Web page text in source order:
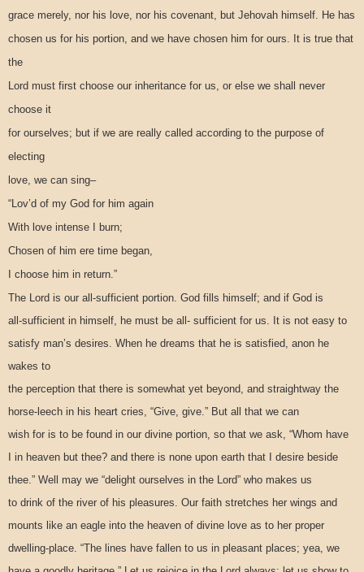
grace merely, nor his love, nor his covenant, but Jehovah himself. He has
chosen us for his portion, and we have chosen him for ours. It is true that
the
Lord must first choose our inheritance for us, or else we shall never
choose it
for ourselves; but if we are really called according to the purpose of
electing
love, we can sing–
“Lov’d of my God for him again
With love intense I burn;
Chosen of him ere time began,
I choose him in return.”
The Lord is our all-sufficient portion. God fills himself; and if God is
all-sufficient in himself, he must be all- sufficient for us. It is not easy to
satisfy man’s desires. When he dreams that he is satisfied, anon he
wakes to
the perception that there is somewhat yet beyond, and straightway the
horse-leech in his heart cries, “Give, give.” But all that we can
wish for is to be found in our divine portion, so that we ask, “Whom have
I in heaven but thee? and there is none upon earth that I desire beside
thee.” Well may we “delight ourselves in the Lord” who makes us
to drink of the river of his pleasures. Our faith stretches her wings and
mounts like an eagle into the heaven of divine love as to her proper
dwelling-place. “The lines have fallen to us in pleasant places; yea, we